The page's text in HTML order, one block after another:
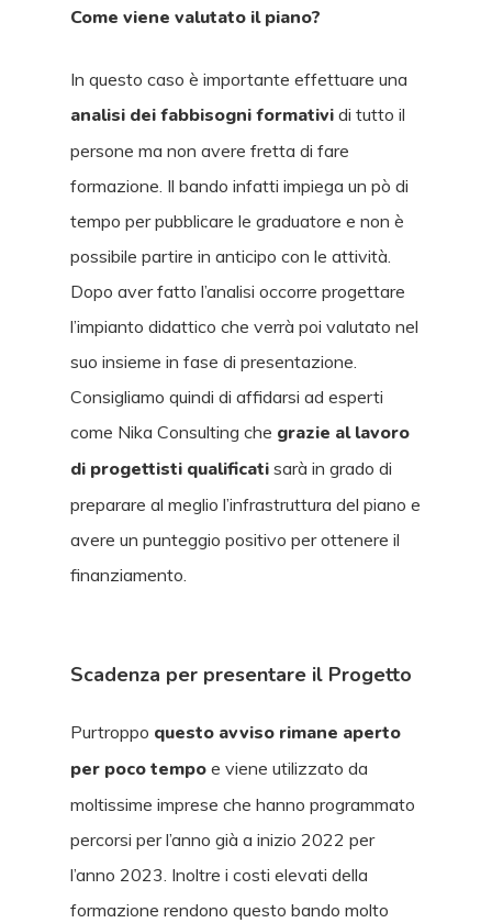
Come viene valutato il piano?
In questo caso è importante effettuare una
analisi dei fabbisogni formativi di tutto il
persone ma non avere fretta di fare
formazione. Il bando infatti impiega un pò di
tempo per pubblicare le graduatore e non è
possibile partire in anticipo con le attività.
Dopo aver fatto l’analisi occorre progettare
l’impianto didattico che verrà poi valutato nel
suo insieme in fase di presentazione.
Consigliamo quindi di affidarsi ad esperti
come Nika Consulting che grazie al lavoro
di progettisti qualificati sarà in grado di
preparare al meglio l’infrastruttura del piano e
avere un punteggio positivo per ottenere il
finanziamento.
Scadenza per presentare il Progetto
Purtroppo questo avviso rimane aperto
per poco tempo e viene utilizzato da
moltissime imprese che hanno programmato
percorsi per l’anno già a inizio 2022 per
l’anno 2023. Inoltre i costi elevati della
formazione rendono questo bando molto